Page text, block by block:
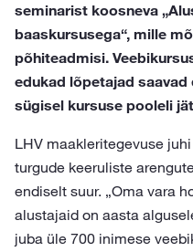
seminarist koosneva
baaskursusega“, mille
põhiteadmisi.
edukad lõpetajad
sügisel kursuse pooleli
LHV maakleritegevuse
turgude keeruliste
endiselt suur. „Oma vara
alustajaid on aasta
juba üle 700 inimese